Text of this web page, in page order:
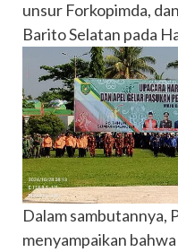
unsur Forkopimda,
Barito Selatan pada
Dalam sambutannya,
menyampaikan